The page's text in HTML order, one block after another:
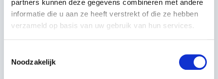
partners kunnen deze gegevens combineren met andere
informatie die u aan ze heeft verstrekt of die ze hebben
verzameld op basis van uw gebruik van hun services.
Noodzakelijk
Particuliere tuinen met veel borders, bomen en
compact draaien gewenst is.